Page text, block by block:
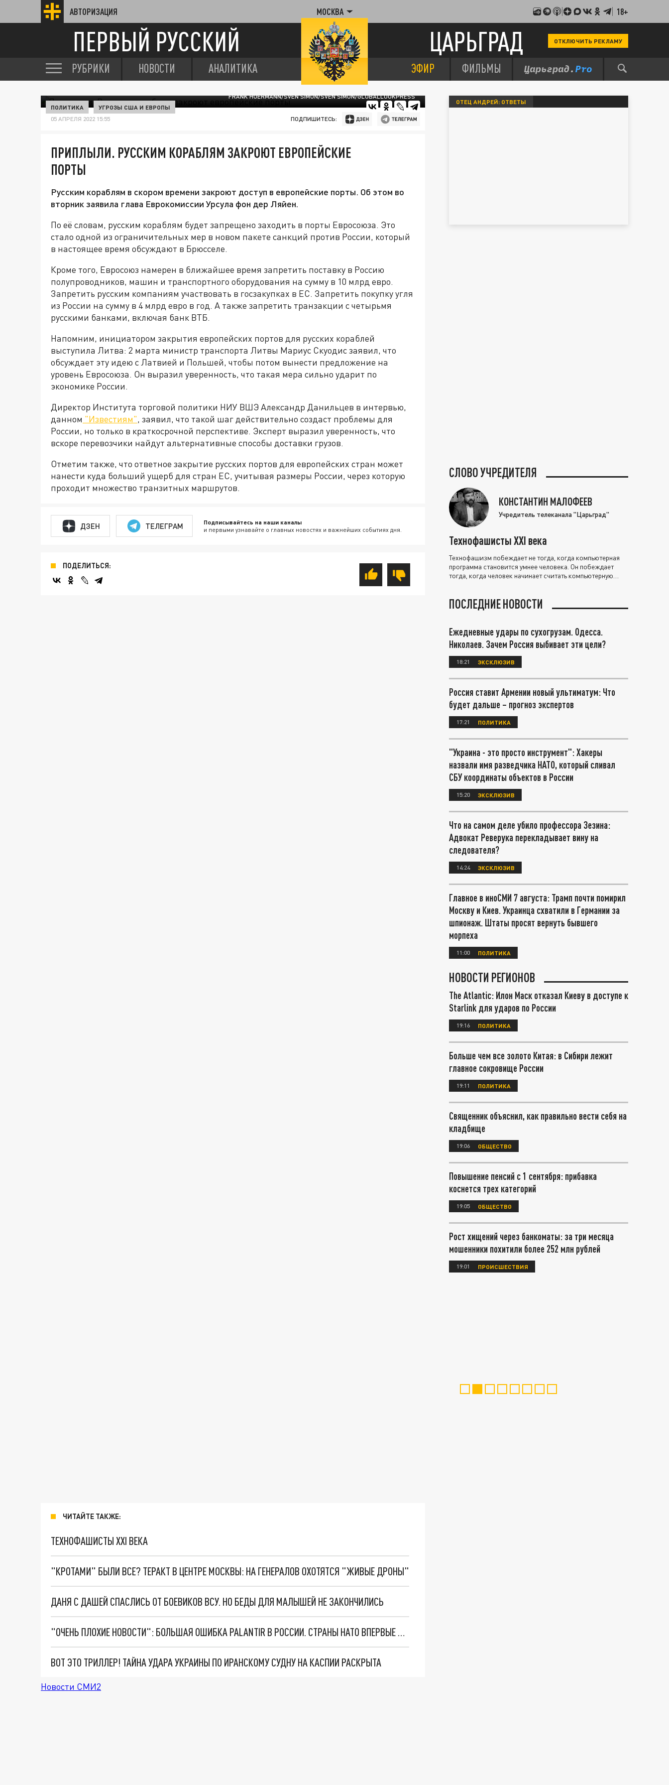
АВТОРИЗАЦИЯ МОСКВА 18+
ПЕРВЫЙ РУССКИЙ ЦАРЬГРАД ОТКЛЮЧИТЬ РЕКЛАМУ
РУБРИКИ НОВОСТИ АНАЛИТИКА ЭФИР ФИЛЬМЫ
FRANK HOERMANN/SVEN SIMON/SVEN SIMON/GLOBALLOOKPRESS
ПОЛИТИКА УГРОЗЫ США И ЕВРОПЫ
05 АПРЕЛЯ 2022 15:55 ПОДПИШИТЕСЬ:
ПРИПЛЫЛИ. РУССКИМ КОРАБЛЯМ ЗАКРОЮТ ЕВРОПЕЙСКИЕ
ПОРТЫ
Русским кораблям в скором времени закроют доступ в европейские порты. Об этом во
вторник заявила глава Еврокомиссии Урсула фон дер Ляйен.
По её словам, русским кораблям будет запрещено заходить в порты Евросоюза. Это
стало одной из ограничительных мер в новом пакете санкций против России, который
в настоящее время обсуждают в Брюсселе.
Кроме того, Евросоюз намерен в ближайшее время запретить поставку в Россию
полупроводников, машин и транспортного оборудования на сумму в 10 млрд евро.
Запретить русским компаниям участвовать в госзакупках в ЕС. Запретить покупку угля
из России на сумму в 4 млрд евро в год. А также запретить транзакции с четырьмя
русскими банками, включая банк ВТБ.
Напомним, инициатором закрытия европейских портов для русских кораблей
выступила Литва: 2 марта министр транспорта Литвы Мариус Скуодис заявил, что
обсуждает эту идею с Латвией и Польшей, чтобы потом вынести предложение на
уровень Евросоюза. Он выразил уверенность, что такая мера сильно ударит по
экономике России.
Директор Института торговой политики НИУ ВШЭ Александр Данильцев в интервью,
данном "Известиям", заявил, что такой шаг действительно создаст проблемы для
России, но только в краткосрочной перспективе. Эксперт выразил уверенность, что
вскоре перевозчики найдут альтернативные способы доставки грузов.
Отметим также, что ответное закрытие русских портов для европейских стран может
нанести куда больший ущерб для стран ЕС, учитывая размеры России, через которую
проходит множество транзитных маршрутов.
ДЗЕН ТЕЛЕГРАМ Подписывайтесь на наши каналы
и первыми узнавайте о главных новостях и важнейших событиях дня.
ПОДЕЛИТЬСЯ:
ЧИТАЙТЕ ТАКЖЕ:
ТЕХНОФАШИСТЫ XXI ВЕКА
"КРОТАМИ" БЫЛИ ВСЕ? ТЕРАКТ В ЦЕНТРЕ МОСКВЫ: НА ГЕНЕРАЛОВ ОХОТЯТСЯ "ЖИВЫЕ ДРОНЫ"
ДАНЯ С ДАШЕЙ СПАСЛИСЬ ОТ БОЕВИКОВ ВСУ. НО БЕДЫ ДЛЯ МАЛЫШЕЙ НЕ ЗАКОНЧИЛИСЬ
"ОЧЕНЬ ПЛОХИЕ НОВОСТИ": БОЛЬШАЯ ОШИБКА PALANTIR В РОССИИ. СТРАНЫ НАТО ВПЕРВЫЕ ЗА СВО ОСТАНОВИЛИ ПОСТАВКИ ОРУЖИЯ. ВСУ ТЕРЯЮТ ПРИГРАНИЧЬЕ?
ВОТ ЭТО ТРИЛЛЕР! ТАЙНА УДАРА УКРАИНЫ ПО ИРАНСКОМУ СУДНУ НА КАСПИИ РАСКРЫТА
Новости СМИ2
ОТЕЦ АНДРЕЙ: ОТВЕТЫ
СЛОВО УЧРЕДИТЕЛЯ
КОНСТАНТИН МАЛОФЕЕВ
Учредитель телеканала "Царьград"
Технофашисты XXI века
Технофашизм побеждает не тогда, когда компьютерная
программа становится умнее человека. Он побеждает
тогда, когда человек начинает считать компьютерную
ПОСЛЕДНИЕ НОВОСТИ
Ежедневные удары по сухогрузам. Одесса.
Николаев. Зачем Россия выбивает эти цели?
18:21 ЭКСКЛЮЗИВ
Россия ставит Армении новый ультиматум: Что
будет дальше – прогноз экспертов
17:21 ПОЛИТИКА
"Украина - это просто инструмент": Хакеры
назвали имя разведчика НАТО, который сливал
СБУ координаты объектов в России
15:20 ЭКСКЛЮЗИВ
Что на самом деле убило профессора Зезина:
Адвокат Реверука перекладывает вину на
следователя?
14:24 ЭКСКЛЮЗИВ
Главное в иноСМИ 7 августа: Трамп почти помирил
Москву и Киев. Украинца схватили в Германии за
шпионаж. Штаты просят вернуть бывшего
морпеха
11:00 ПОЛИТИКА
НОВОСТИ РЕГИОНОВ
The Atlantic: Илон Маск отказал Киеву в доступе к
Starlink для ударов по России
19:16 ПОЛИТИКА
Больше чем все золото Китая: в Сибири лежит
главное сокровище России
19:11 ПОЛИТИКА
Священник объяснил, как правильно вести себя на
кладбище
19:06 ОБЩЕСТВО
Повышение пенсий с 1 сентября: прибавка
коснется трех категорий
19:05 ОБЩЕСТВО
Рост хищений через банкоматы: за три месяца
мошенники похитили более 252 млн рублей
19:01 ПРОИСШЕСТВИЯ